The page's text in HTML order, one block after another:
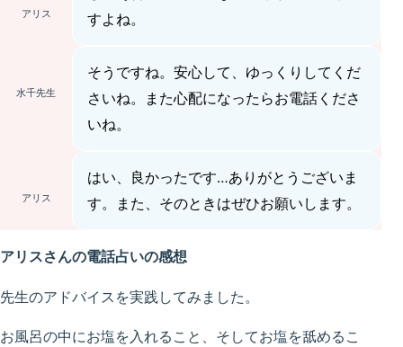
アリス
すよね。
水千先生
そうですね。安心して、ゆっくりしてくだ
さいね。また心配になったらお電話くださ
いね。
アリス
はい、良かったです…ありがとうございま
す。また、そのときはぜひお願いします。
アリスさんの電話占いの感想
先生のアドバイスを実践してみました。
お風呂の中にお塩を入れること、そしてお塩を舐めるこ